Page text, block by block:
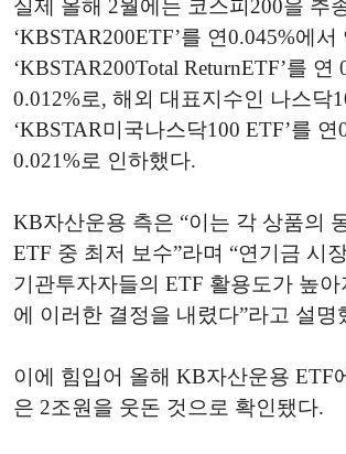
실제 올해 2월에는 코스피200을 추
‘KBSTAR200ETF’를 연0.045%에서
‘KBSTAR200Total ReturnETF’를 연
0.012%로, 해외 대표지수인 나스닥
‘KBSTAR미국나스닥100 ETF’를 연
0.021%로 인하했다.
KB자산운용 측은 “이는 각 상품의
ETF 중 최저 보수”라며 “연기금 시
기관투자자들의 ETF 활용도가 높
에 이러한 결정을 내렸다”라고 설명
이에 힘입어 올해 KB자산운용 ETF
은 2조원을 웃돈 것으로 확인됐다.